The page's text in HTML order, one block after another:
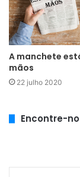
A manchete
mãos
22 julho 2020
Encontre-